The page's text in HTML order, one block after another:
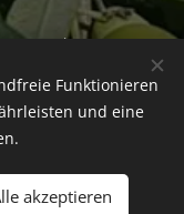
Deutsch
PLN zł
Funktionieren
und eine
akzeptieren